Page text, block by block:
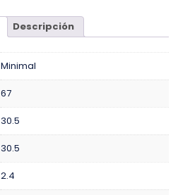
Descripción
Minimal
67
30.5
30.5
2.4